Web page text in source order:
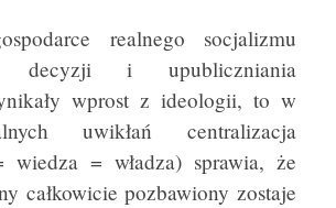
realnego socjalizmu
decyzji i upubliczniania
wprost z ideologii, to w
uwikłań centralizacja
wiedza = władza) sprawia, że
całkowicie pozbawiony zostaje